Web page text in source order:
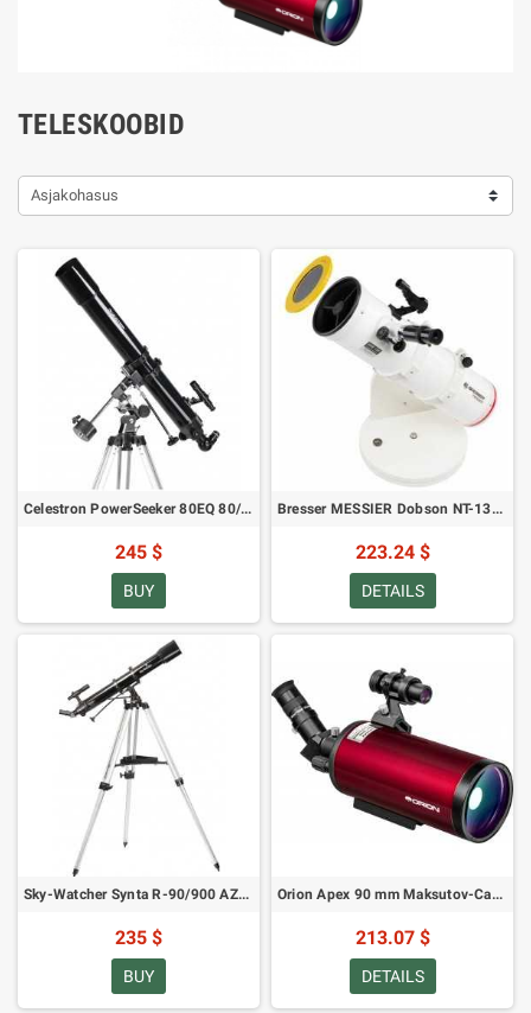
TELESKOOBID
Asjakohasus
Celestron PowerSeeker 80EQ 80/900 (SKU: 21048) teleskoop
245 $
BUY
Bresser MESSIER Dobson NT-130 130/650 teleskoop Kuu ja Päikese filtritega
223.24 $
DETAILS
Sky-Watcher Synta R-90/900 AZ-3 (AKA BK 909AZ3) teleskoop
235 $
BUY
Orion Apex 90 mm Maksutov-Cassegraini teleskoop (09820)
213.07 $
DETAILS